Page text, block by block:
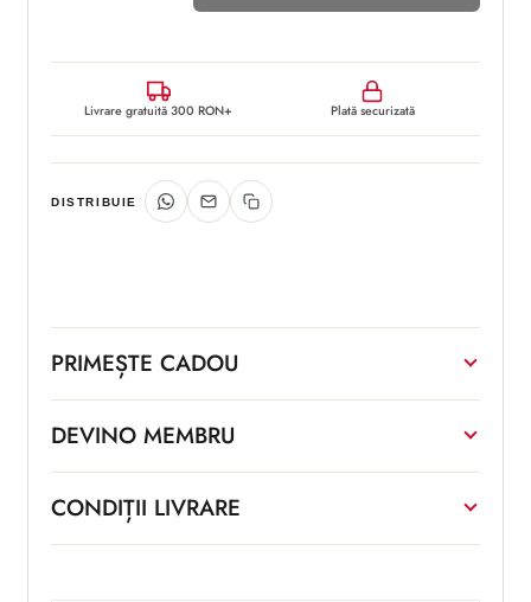
Livrare gratuită 300 RON+ Plată securizată
DISTRIBUIE
PRIMEȘTE CADOU
DEVINO MEMBRU
CONDIȚII LIVRARE